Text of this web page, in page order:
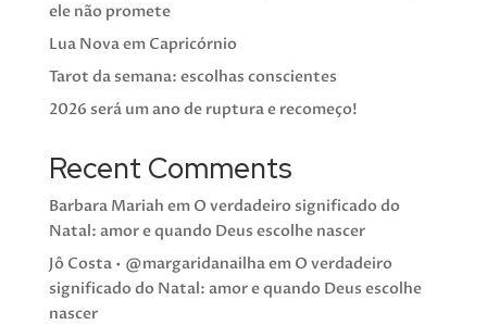
ele não promete
Lua Nova em Capricórnio
Tarot da semana: escolhas conscientes
2026 será um ano de ruptura e recomeço!
Recent Comments
Barbara Mariah em O verdadeiro significado do
Natal: amor e quando Deus escolhe nascer
Jô Costa • @margaridanailhaem O verdadeiro
significado do Natal: amor e quando Deus escolhe
nascer